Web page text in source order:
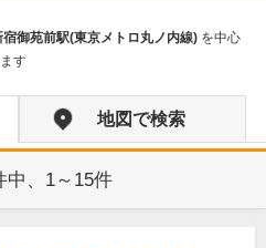
宿御苑前駅(東京メトロ丸ノ内線) を中心
す
地図で検索
中、 1～15件